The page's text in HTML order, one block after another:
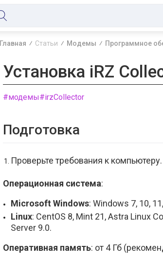
Главная Статьи Модемы Программное
Установка iRZ
#модемы#irzCollector
Подготовка
Проверьте требования к компьютеру.
Операционная система:
Microsoft Windows: Windows 7, 10,
Linux: CentOS 8, Mint 21, Astra Linux
Server 9.0.
Оперативная память: от 4 Гб